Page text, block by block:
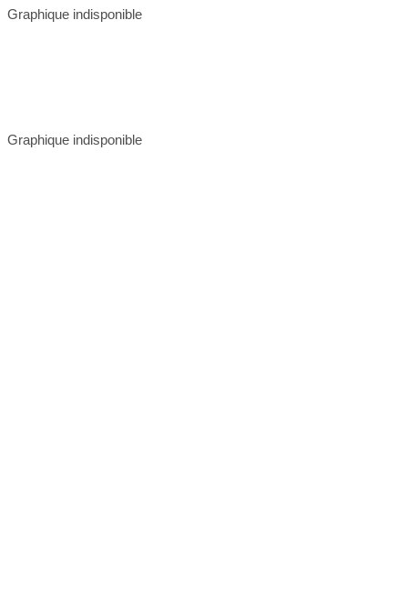
Graphique indisponible
Graphique indisponible